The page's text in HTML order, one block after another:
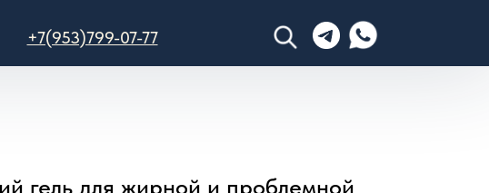
+7(953)799-07-77
гель для жирной и проблемной